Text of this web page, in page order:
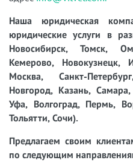
Наша юридическая
юридические услуги в
Новосибирск, Томск,
Кемерово, Новокузнецк,
Москва, Санкт-
Новгород, Казань,
Уфа, Волгоград, Пермь,
Тольятти, Сочи).
Предлагаем своим
по следующим